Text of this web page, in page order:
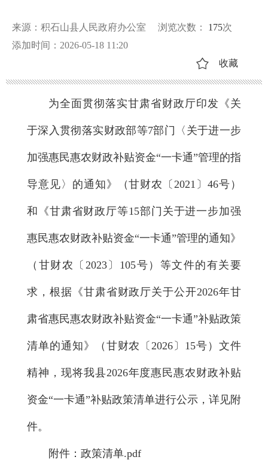
来源：积石山县人民政府办公室 浏览次数： 175次
添加时间：2026-05-18 11:20
收藏
为全面贯彻落实甘肃省财政厅印发《关
于深入贯彻落实财政部等7部门〈关于进一步
加强惠民惠农财政补贴资金“一卡通”管理的指
导意见〉的通知》（甘财农〔2021〕46号）
和《甘肃省财政厅等15部门关于进一步加强
惠民惠农财政补贴资金“一卡通”管理的通知》
（甘财农〔2023〕105号）等文件的有关要
求，根据《甘肃省财政厅关于公开2026年甘
肃省惠民惠农财政补贴资金“一卡通”补贴政策
清单的通知》（甘财农〔2026〕15号）文件
精神，现将我县2026年度惠民惠农财政补贴
资金“一卡通”补贴政策清单进行公示，详见附
件。
附件： 政策清单.pdf